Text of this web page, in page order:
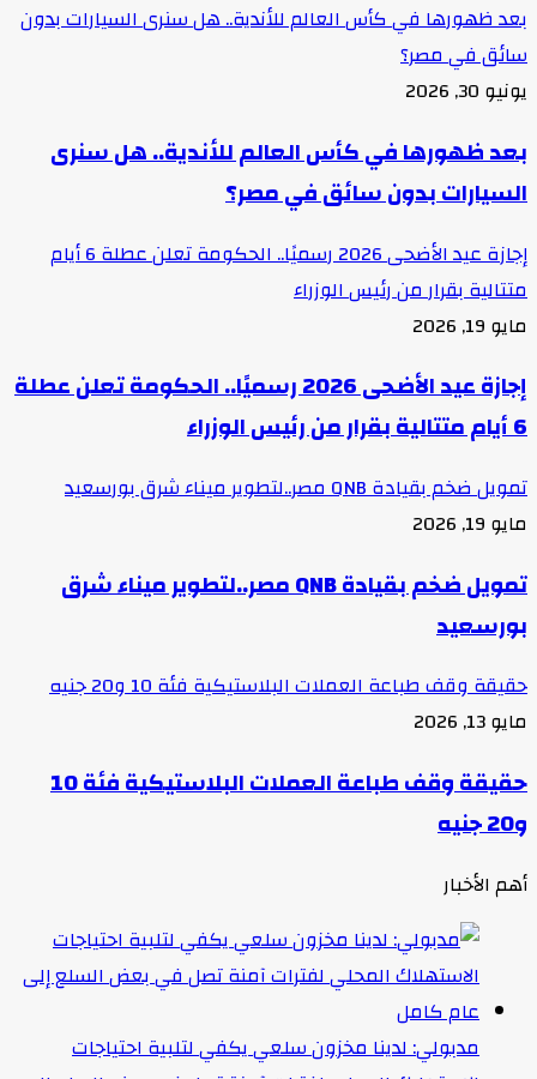
بعد ظهورها في كأس العالم للأندية.. هل سنرى السيارات بدون
سائق في مصر؟
يونيو 30, 2026
بعد ظهورها في كأس العالم للأندية.. هل سنرى
السيارات بدون سائق في مصر؟
إجازة عيد الأضحى 2026 رسميًا.. الحكومة تعلن عطلة 6 أيام
متتالية بقرار من رئيس الوزراء
مايو 19, 2026
إجازة عيد الأضحى 2026 رسميًا.. الحكومة تعلن عطلة
6 أيام متتالية بقرار من رئيس الوزراء
تمويل ضخم بقيادة QNB مصر..لتطوير ميناء شرق بورسعيد
مايو 19, 2026
تمويل ضخم بقيادة QNB مصر..لتطوير ميناء شرق
بورسعيد
حقيقة وقف طباعة العملات البلاستيكية فئة 10 و20 جنيه
مايو 13, 2026
حقيقة وقف طباعة العملات البلاستيكية فئة 10
و20 جنيه
أهم الأخبار
مدبولي: لدينا مخزون سلعي يكفي لتلبية احتياجات